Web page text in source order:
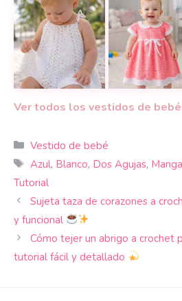
¡Un sueño de verano! Teje
Teje un
Ver todos los vestidos de bebé
Categorías
Vestido de bebé
Etiquetas
Azul, Blanco, Dos Agujas,
Tutorial
Sujeta taza de corazones a
y funcional
Cómo tejer un abrigo a crochet
tutorial fácil y detallado